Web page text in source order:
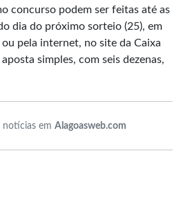
concurso podem ser feitas até as
dia do próximo sorteio (25), em
pela internet, no site da Caixa
simples, com seis dezenas,
notícias em Alagoasweb.com